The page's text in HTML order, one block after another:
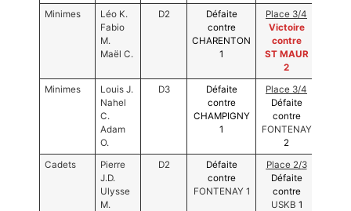
Photos
Minimes
Léo K.
Fabio
M.
Maël C.
D2
Défaite
contre
CHARENTON
1
Place 3/4
Victoire
contre
ST MAUR
2
Minimes
Louis J.
Nahel
C.
Adam
O.
D3
Défaite
contre
CHAMPIGNY
1
Place 3/4
Défaite
contre
FONTENAY
2
Cadets
Pierre
J.D.
Ulysse
M.
D2
Défaite
contre
FONTENAY 1
Place 2/3
Défaite
contre
USKB 1